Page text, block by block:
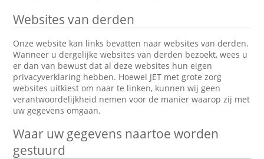
Websites van derden
Onze website kan links bevatten naar websites van derden.
Wanneer u dergelijke websites van derden bezoekt, wees u
er dan van bewust dat al deze websites hun eigen
privacyverklaring hebben. Hoewel JET met grote zorg
websites uitkiest om naar te linken, kunnen wij geen
verantwoordelijkheid nemen voor de manier waarop zij met
uw gegevens omgaan.
Waar uw gegevens naartoe worden
gestuurd